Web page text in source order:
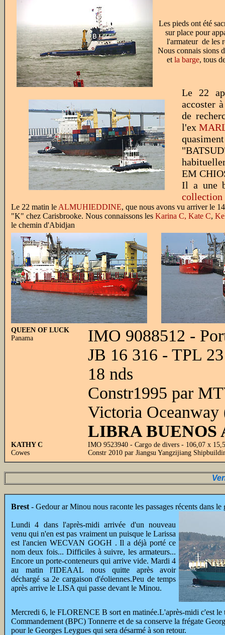
Les pieds ont été
sur place pour
l'armateur de les
Nous connais sions
et la barge, tous
Le 22
accoster
de
l'ex
EM
Il a une
collection
Le 22 matin le ALMUHIEDDINE, que nous avons vu arriver le
"K" chez Carisbrooke. Nous connaissons les Karina C, Kate C,
le chemin d'Abidjan
QUEEN OF LUCK
Panama
IMO 9088512 -
JB 16 316 - TPL
18 nds
Constr1995 par
Victoria
LIBRA BUENOS
KATHY C
Cowes
IMO 9523940 - Cargo de divers - 106,07 x
Constr 2010 par Jiangsu Yangzijiang
Brest - Gedour ar Minou nous raconte les passages récents dans le
Lundi 4 dans l'après-midi arrivée d'un nouveau
venu qui n'en est pas vraiment un puisque le Larissa
est l'ancien WECVAN GOGH . Il a déjà porté ce
nom deux fois... Difficiles à suivre, les armateurs...
Encore un porte-conteneurs qui arrive vide. Mardi 4
au matin l'IDEAAL nous quitte après avoir
déchargé sa 2e cargaison d'éoliennes.Peu de temps
après arrive le LISA qui passe devant le Minou.
Mercredi 6, le FLORENCE B sort en matinée.L'après-midi c'est
Commandement (BPC) Tonnerre et de sa conserve la frégate
pour le Georges Leygues qui sera désarmé à son retour.